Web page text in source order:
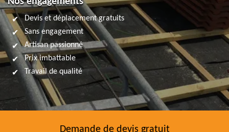
Devis et déplacement gratuits
Sans engagement
Artisan passionné
Prix imbattable
Travail de qualité
Demande de devis gratuit